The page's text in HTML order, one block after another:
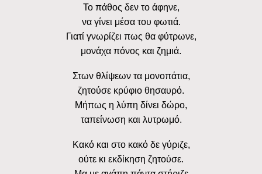
Το πάθος δεν το άφηνε,
να γίνει μέσα του φωτιά.
Γιατί γνωρίζει πως θα φύτρωνε,
μονάχα πόνος και ζημιά.
Στων θλίψεων τα μονοπάτια,
ζητούσε κρύφιο θησαυρό.
Μήπως η λύπη δίνει δώρο,
ταπείνωση και λυτρωμό.
Κακό και στο κακό δε γύριζε,
ούτε κι εκδίκηση ζητούσε.